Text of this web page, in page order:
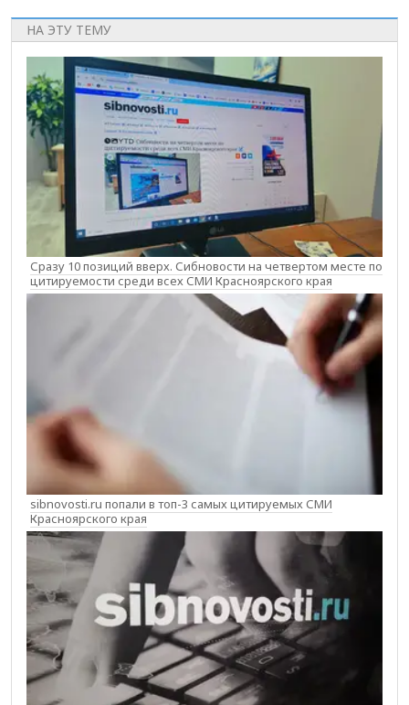
НА ЭТУ ТЕМУ
Сразу 10 позиций вверх. Сибновости на четвертом месте по
цитируемости среди всех СМИ Красноярского края
sibnovosti.ru попали в топ-3 самых цитируемых СМИ
Красноярского края